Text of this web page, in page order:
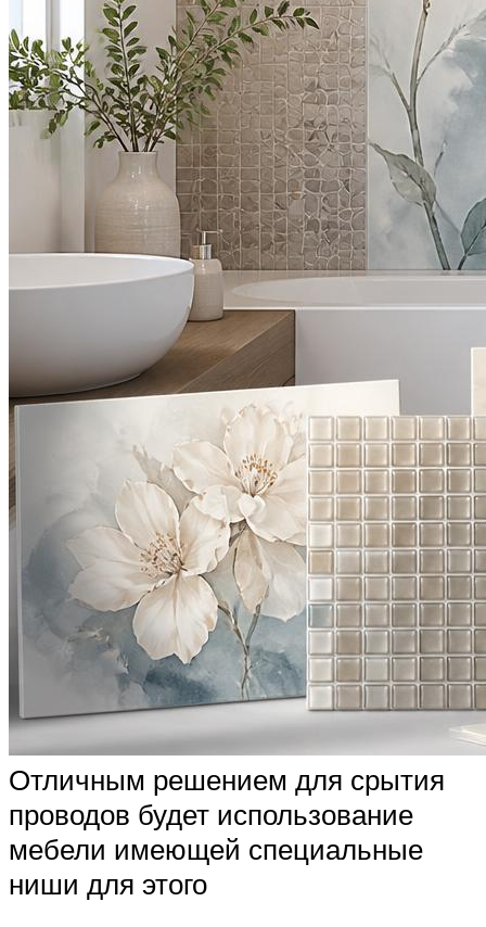
Отличным решением для срытия
проводов будет использование
мебели имеющей специальные
ниши для этого